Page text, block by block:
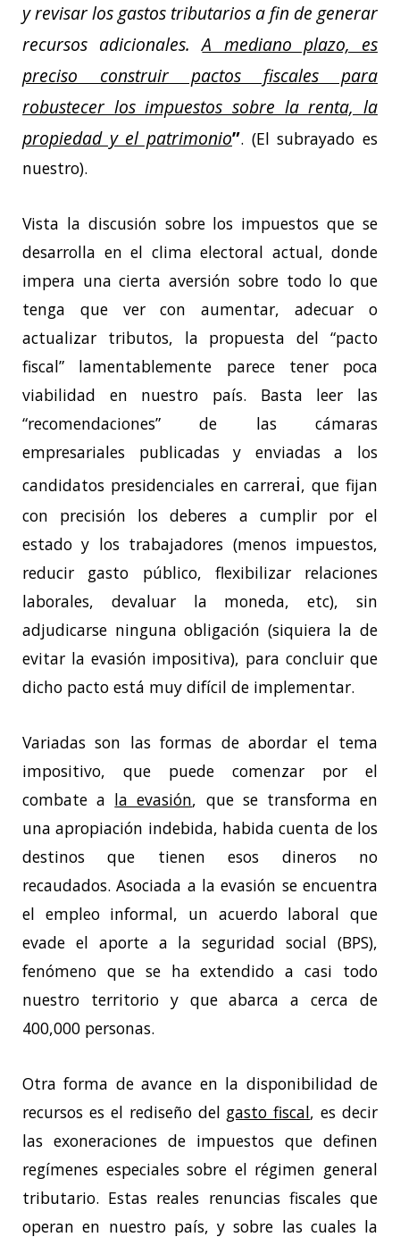
y revisar los gastos tributarios a fin de generar
recursos adicionales.A mediano plazo, es
preciso construir pactos fiscales para
robustecer los impuestos sobre la renta, la
propiedad y el patrimonio”. (El subrayado es
nuestro).
Vista la discusión sobre los impuestos que se
desarrolla en el clima electoral actual, donde
impera una cierta aversión sobre todo lo que
tenga que ver con aumentar, adecuar o
actualizar tributos, la propuesta del “pacto
fiscal” lamentablemente parece tener poca
viabilidad en nuestro país. Basta leer las
“recomendaciones” de las cámaras
empresariales publicadas y enviadas a los
candidatos presidenciales en carrerai, que fijan
con precisión los deberes a cumplir por el
estado y los trabajadores (menos impuestos,
reducir gasto público, flexibilizar relaciones
laborales, devaluar la moneda, etc), sin
adjudicarse ninguna obligación (siquiera la de
evitar la evasión impositiva), para concluir que
dicho pacto está muy difícil de implementar.
Variadas son las formas de abordar el tema
impositivo, que puede comenzar por el
combate a la evasión, que se transforma en
una apropiación indebida, habida cuenta de los
destinos que tienen esos dineros no
recaudados. Asociada a la evasión se encuentra
el empleo informal, un acuerdo laboral que
evade el aporte a la seguridad social (BPS),
fenómeno que se ha extendido a casi todo
nuestro territorio y que abarca a cerca de
400,000 personas.
Otra forma de avance en la disponibilidad de
recursos es el rediseño del gasto fiscal, es decir
las exoneraciones de impuestos que definen
regímenes especiales sobre el régimen general
tributario. Estas reales renuncias fiscales que
operan en nuestro país, y sobre las cuales la